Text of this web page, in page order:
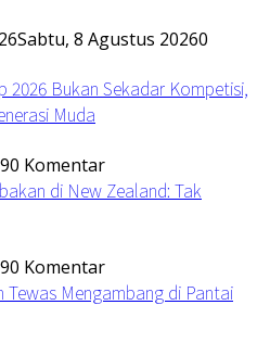
Sabtu, 8 Agustus 20260
2026 Bukan Sekadar Kompetisi,
Muda
0 Komentar
di New Zealand: Tak
0 Komentar
Mengambang di Pantai